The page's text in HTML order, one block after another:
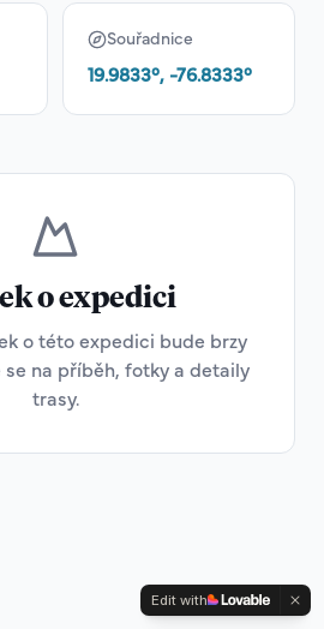
Souřadnice
19.9833°, -76.8333°
o expedici
o této expedici bude brzy
se na příběh, fotky a detaily
trasy.
Edit with